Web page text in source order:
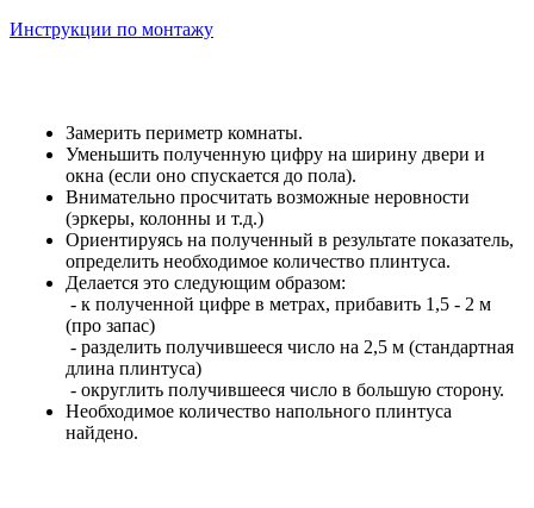
Инструкции по монтажу
Замерить периметр комнаты.
Уменьшить полученную цифру на ширину двери и
окна (если оно спускается до пола).
Внимательно просчитать возможные неровности
(эркеры, колонны и т.д.)
Ориентируясь на полученный в результате показатель,
определить необходимое количество плинтуса.
Делается это следующим образом:
- к полученной цифре в метрах, прибавить 1,5 - 2 м
(про запас)
- разделить получившееся число на 2,5 м (стандартная
длина плинтуса)
- округлить получившееся число в большую сторону.
Необходимое количество напольного плинтуса
найдено.